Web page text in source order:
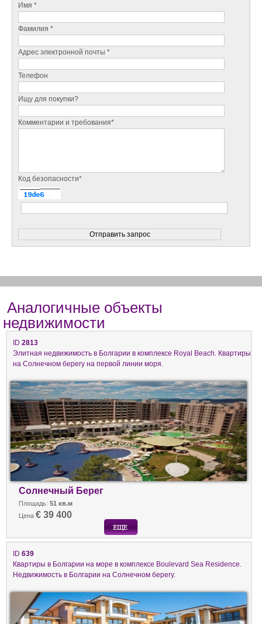
Имя *
Фамилия *
Адрес электронной почты *
Телефон
Ищу для покупки?
Комментарии и требования*
Код безопасности*
Аналогичные объекты
недвижимости
ID 2813
Элитная недвижимость в Болгарии в комплексе Royal Beach. Квартиры
на Солнечном берегу на первой линии моря.
Солнечный Берег
Площадь: 51 кв.м
Цена € 39 400
ID 639
Квартиры в Болгарии на море в комплексе Boulevard Sea Residence.
Недвижимость в Болгарии на Солнечном берегу.